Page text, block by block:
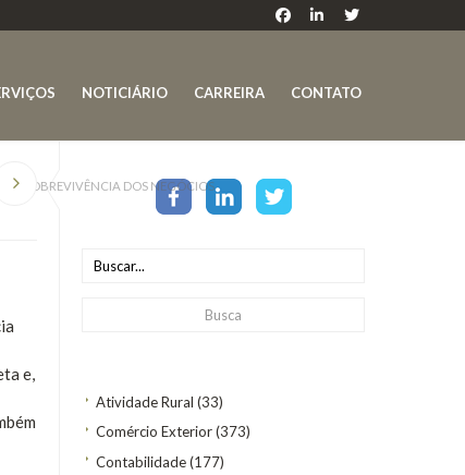
NOTICIÁRIO CARREIRA CONTATO
Atividade Rural (33)
Comércio Exterior(373)
Contabilidade(177)
A SOBREVIVÊNCIA DOS NEGÓCIOS
e,